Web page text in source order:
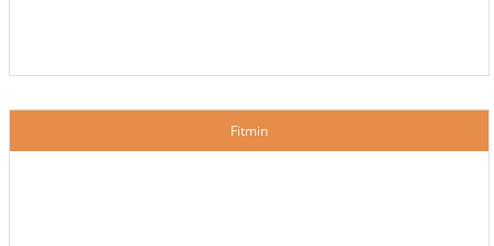
Fitmin